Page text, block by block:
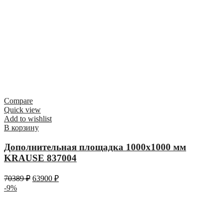
Compare
Quick view
Add to wishlist
В корзину
Дополнительная площадка 1000х1000 мм
KRAUSE 837004
70389₽ 63900 ₽
-9%